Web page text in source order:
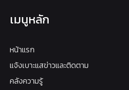
เมนูหลัก
หน้าแรก
แจ้งเบาะแสข่าวและติดตาม
คลังความรู้